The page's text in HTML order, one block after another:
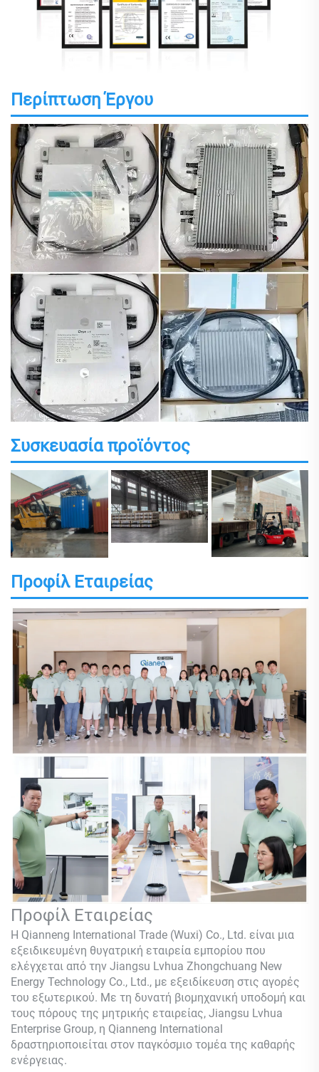
Περίπτωση Έργου
Συσκευασία προϊόντος
Προφίλ Εταιρείας
Προφίλ Εταιρείας
Η Qianneng International Trade (Wuxi) Co., Ltd. είναι μια
εξειδικευμένη θυγατρική εταιρεία εμπορίου που
ελέγχεται από την Jiangsu Lvhua Zhongchuang New
Energy Technology Co., Ltd., με εξειδίκευση στις αγορές
του εξωτερικού. Με τη δυνατή βιομηχανική υποδομή και
τους πόρους της μητρικής εταιρείας, Jiangsu Lvhua
Enterprise Group, η Qianneng International
δραστηριοποιείται στον παγκόσμιο τομέα της καθαρής
ενέργειας.